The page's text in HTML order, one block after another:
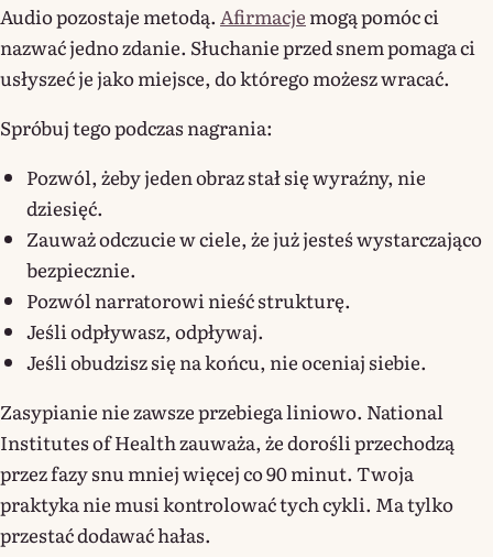
Audio pozostaje metodą. Afirmacje mogą pomóc ci
nazwać jedno zdanie. Słuchanie przed snem pomaga ci
usłyszeć je jako miejsce, do którego możesz wracać.
Spróbuj tego podczas nagrania:
Pozwól, żeby jeden obraz stał się wyraźny, nie
dziesięć.
Zauważ odczucie w ciele, że już jesteś wystarczająco
bezpiecznie.
Pozwól narratorowi nieść strukturę.
Jeśli odpływasz, odpływaj.
Jeśli obudzisz się na końcu, nie oceniaj siebie.
Zasypianie nie zawsze przebiega liniowo. National
Institutes of Health zauważa, że dorośli przechodzą
przez fazy snu mniej więcej co 90 minut. Twoja
praktyka nie musi kontrolować tych cykli. Ma tylko
przestać dodawać hałas.